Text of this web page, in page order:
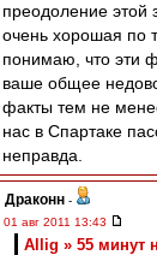
преодоление этой
очень хорошая по
понимаю, что эти
ваше общее
факты тем не
нас в Спартаке
неправда.
Драконн -
01 авг 2011 13:43
Allig » 55 минут